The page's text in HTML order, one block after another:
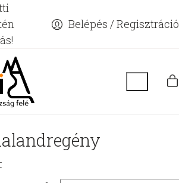
Belépés / Regisztráció